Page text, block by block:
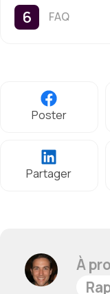
FAQ
Poster
Partager
À